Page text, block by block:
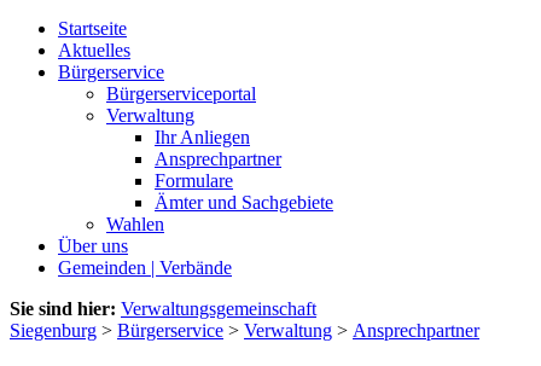
Startseite
Aktuelles
Bürgerservice
Bürgerserviceportal
Verwaltung
Ihr Anliegen
Ansprechpartner
Formulare
Ämter und Sachgebiete
Wahlen
Über uns
Gemeinden | Verbände
Sie sind hier: Verwaltungsgemeinschaft
Siegenburg > Bürgerservice > Verwaltung > Ansprechpartner